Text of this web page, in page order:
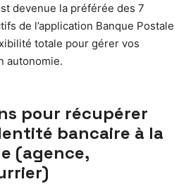
devenue la préférée des 7
de l’application Banque Postale
totale pour gérer vos
autonomie.
pour récupérer
bancaire à la
(agence,